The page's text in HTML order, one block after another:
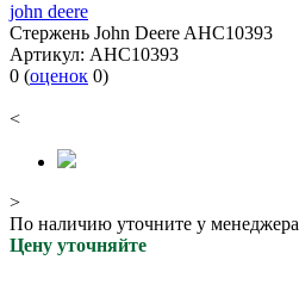
john deere
Стержень John Deere AHC10393
Артикул: AHC10393
0 (оценок 0)
<
>
По наличию уточните у менеджера
Цену уточняйте